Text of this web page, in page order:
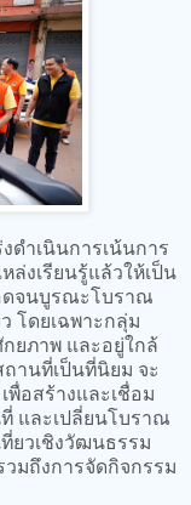
ดำเนินการเน้นการ
งเรียนรู้แล้วให้เป็น
ดจนบูรณะโบราณ
โดยเฉพาะกลุ่ม
ยภาพ และอยู่ใกล้
านที่เป็นที่นิยม จะ
อสร้างและเชื่อม
และเปลี่ยนโบราณ
ยวเชิงวัฒนธรรม
มถึงการจัดกิจกรรม